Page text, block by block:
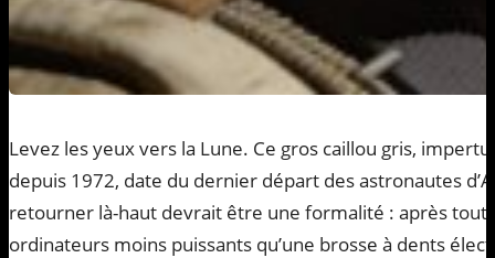
Levez les yeux vers la Lune. Ce gros caillou gris,
depuis 1972, date du dernier départ des astronautes
retourner là-haut devrait être une formalité : après tout,
ordinateurs moins puissants qu’une brosse à dents